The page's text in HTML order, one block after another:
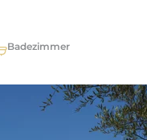
Badezimmer